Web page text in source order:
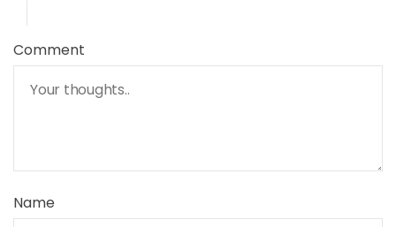
Comment
Name